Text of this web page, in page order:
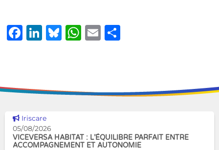
Facebook
LinkedIn
Bluesky
WhatsApp
Email
Voir cette news
Iriscare
05/08/2026
VICEVERSA HABITAT : L’ÉQUILIBRE PARFAIT ENTRE
ACCOMPAGNEMENT ET AUTONOMIE